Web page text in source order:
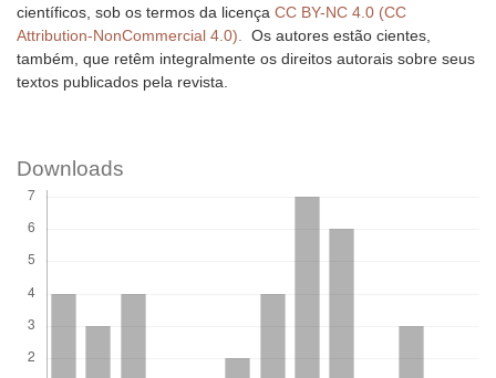
científicos, sob os termos da licença CC BY-NC 4.0 (CC
Attribution-NonCommercial 4.0). Os autores estão cientes,
também, que retêm integralmente os direitos autorais sobre seus
textos publicados pela revista.
Downloads